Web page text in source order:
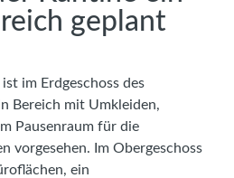
geplant
im Erdgeschoss des
Bereich mit Umkleiden,
Pausenraum für die
vorgesehen. Im Obergeschoss
ein